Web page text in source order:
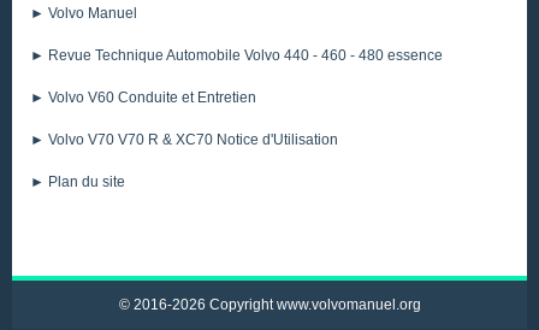
► Volvo Manuel
► Revue Technique Automobile Volvo 440 - 460 - 480 essence
► Volvo V60 Conduite et Entretien
► Volvo V70 V70 R & XC70 Notice d'Utilisation
► Plan du site
© 2016-2026 Copyright www.volvomanuel.org